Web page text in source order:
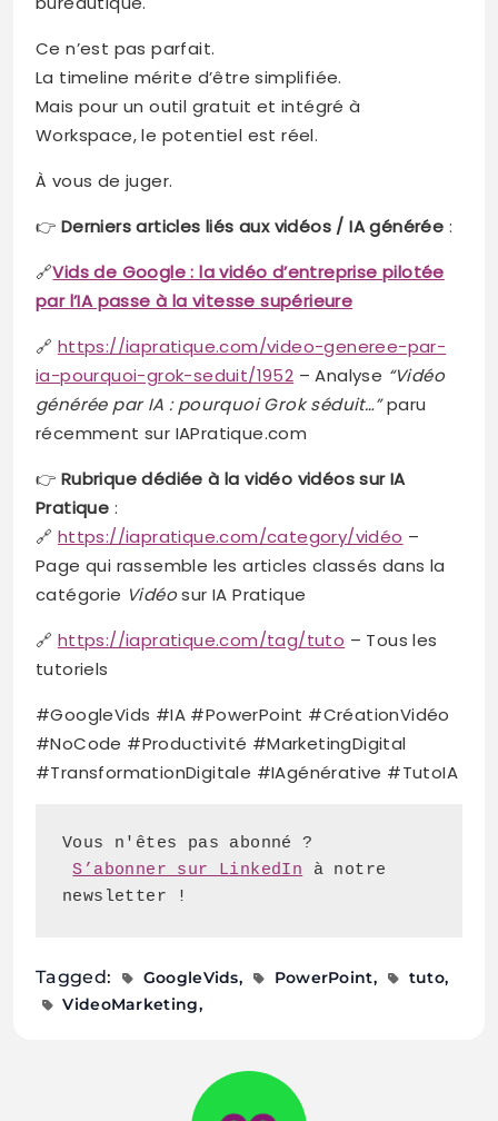
Ce n’est pas parfait.
La timeline mérite d’être simplifiée.
Mais pour un outil gratuit et intégré à
Workspace, le potentiel est réel.
À vous de juger.
👉 Derniers articles liés aux vidéos / IA générée :
🔗Vids de Google : la vidéo d’entreprise pilotée
par l’IA passe à la vitesse supérieure
🔗 https://iapratique.com/video-generee-par-
ia-pourquoi-grok-seduit/1952 – Analyse “Vidéo
générée par IA : pourquoi Grok séduit…”paru
récemment sur IAPratique.com
👉 Rubrique dédiée à la vidéo vidéos sur IA
Pratique :
🔗 https://iapratique.com/category/vidéo –
Page qui rassemble les articles classés dans la
catégorie Vidéosur IA Pratique
🔗 https://iapratique.com/tag/tuto – Tous les
tutoriels
#GoogleVids #IA #PowerPoint #CréationVidéo
#NoCode #Productivité #MarketingDigital
#TransformationDigitale #IAgénérative #TutoIA
S’abonner sur LinkedIn à notre
newsletter !
Tagged: GoogleVids PowerPoint
tuto
VideoMarketing